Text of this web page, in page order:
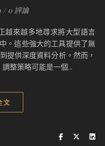
/ 0 評論
。這些強大的工具提供了無
提供深度資料分析。然而，
整策略可能是一個...
文